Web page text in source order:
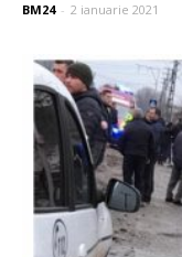
BM24 - 2 ianuarie 2021